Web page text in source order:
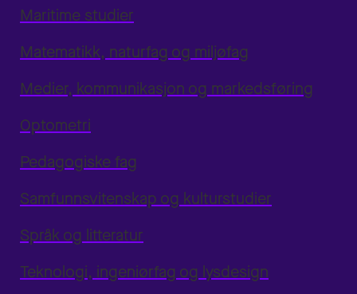
Maritime studier
Matematikk, naturfag og miljøfag
Medier, kommunikasjon og markedsføring
Optometri
Pedagogiske fag
Samfunnsvitenskap og kulturstudier
Språk og litteratur
Teknologi, ingeniørfag og lysdesign